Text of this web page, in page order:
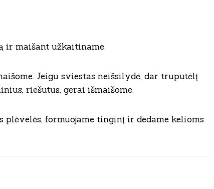
ir maišant užkaitiname.
Jeigu sviestas neišsilydė, dar truputėlį
riešutus, gerai išmaišome.
plėvelės, formuojame tinginį ir dedame kelioms